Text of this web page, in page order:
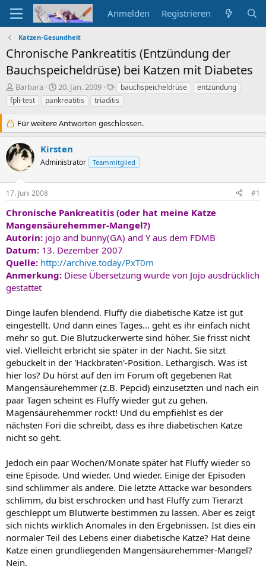
Anmelden Registrieren
Katzen-Gesundheit
Chronische Pankreatitis (Entzündung der
Bauchspeicheldrüse) bei Katzen mit Diabetes
E
r
s
e
l
e
r
Barbara
E
r
s
e
l
t
m
20. Jan. 2009
S
c
h
l
a
o
t
bauchspeicheldrüse
entzündung
fpli-test
pankreatitis triaditis
Für weitere Antworten geschlossen.
Kirsten
Administrator Teammitglied
17. Juni 2008 #1
Chronische Pankreatitis (oder hat meine Katze
Mangensäurehemmer-Mangel?)
Autorin: jojo and bunny(GA) and Y aus dem FDMB
Datum: 13. Dezember 2007
Quelle: http://archive.today/PxT0m
Anmerkung: Diese Übersetzung wurde von Jojo ausdrücklich
gestattet
Dinge laufen blendend. Fluffy die diabetische Katze ist gut
eingestellt. Und dann eines Tages... geht es ihr einfach nicht
mehr so gut. Die Blutzuckerwerte sind höher. Sie frisst nicht
viel. Vielleicht erbricht sie später in der Nacht. Sie sitzt
gebuckelt in der 'Hackbraten'-Position. Lethargisch. Was ist
hier los? Du hörst auf den im Forum oft gegebenen Rat
Mangensäurehemmer (z.B. Pepcid) einzusetzten und nach ein
paar Tagen scheint es Fluffy wieder gut zu gehen.
Magensäurehemmer rockt! Und du empfiehlst es der
nächsten Fori die schreibt, dass es ihre diabetischen Katze
nicht so geht.
Jedoch ein paar Wochen/Monate später hat Fluffy wieder so
eine Episode. Und wieder. Und wieder. Einige der Episoden
sind schlimmer als andere. Die letzte Attacke war besonders
schlimm, du bist erschrocken und hast Fluffy zum Tierarzt
geschleppt um Blutwerte bestimmen zu lassen. Aber es zeigt
sich nichts wirklich Anomales in den Ergebnissen. Ist dies ein
normaler Teil des Lebens einer diabetische Katze? Hat deine
Katze einen grundliegenden Mangensäurehemmer-Mangel?
Nein.